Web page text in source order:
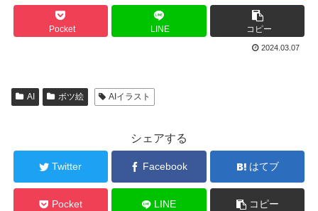
Pocket LINE コピー
2024.03.07
AI ボツ絵 AIイラスト
シェアする
Twitter Facebook はてブ
Pocket LINE コピー